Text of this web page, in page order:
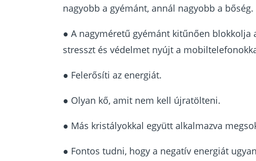
nagyobb a gyémánt, annál nagyobb a bőség.
● A nagyméretű gyémánt kitűnően blokkolja
stresszt és védelmet nyújt a
● Felerősíti az energiát.
● Olyan kő, amit nem kell újratölteni.
● Más kristályokkal együtt alkalmazva
● Fontos tudni, hogy a negatív energiát